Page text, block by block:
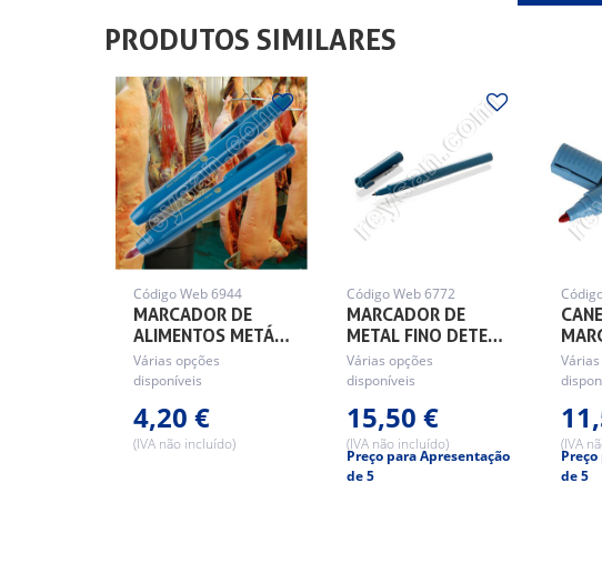
PRODUTOS SIMILARES
MARCADOR DE
ALIMENTOS METÁ…
Código Web 6944
Várias opções
disponíveis
4,20 €
(IVA não incluído)
MARCADOR DE
METAL FINO DETE…
Código Web 6772
Várias opções
disponíveis
15,50 €
(IVA não incluído)
Preço para Apresentação
de 5
(IVA
de 5